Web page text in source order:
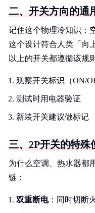
二、开关方向的通
记住这个物理冷知识：
这个设计符合人类「向
以上的开关都遵循该规
观察开关标识（ON/
测试时用电器验证
新装开关建议做标记
三、2P开关的特殊
为什么空调、热水器都
链：
双重断电：同时切断